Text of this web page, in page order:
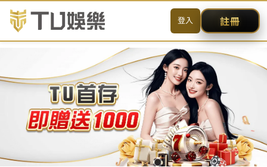
送出
简体中文 搜尋